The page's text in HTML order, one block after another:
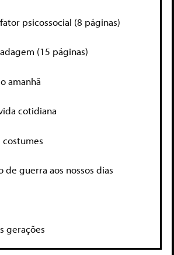
psicossocial (8 páginas)
(15 páginas)
amanhã
cotidiana
costumes
de guerra aos nossos dias
gerações